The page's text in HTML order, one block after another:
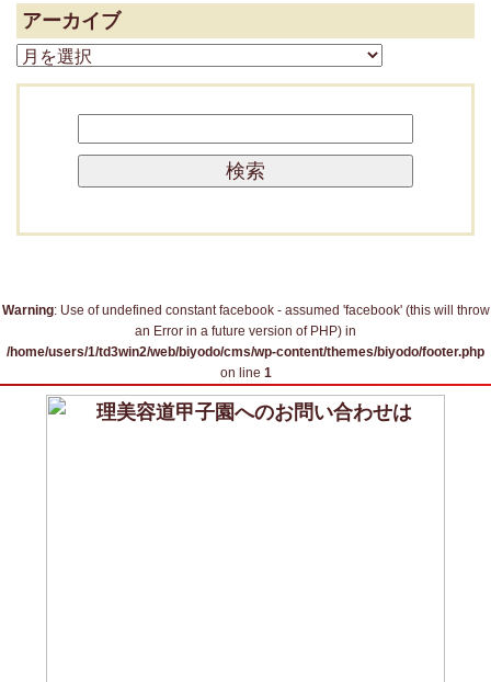
アーカイブ
ア
ー
検
索:
Warning: Use of undefined constant facebook - assumed 'facebook' (this will throw
an Error in a future version of PHP) in
/home/users/1/td3win2/web/biyodo/cms/wp-content/themes/biyodo/footer.php
on line 1